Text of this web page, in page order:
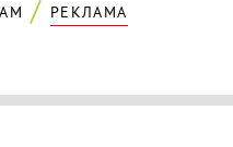
РЕКЛАМА